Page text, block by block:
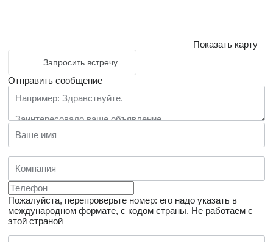
Показать карту
Запросить встречу
Отправить сообщение
Пожалуйста, перепроверьте номер: его надо указать в
международном формате, с кодом страны. Не работаем с
этой страной